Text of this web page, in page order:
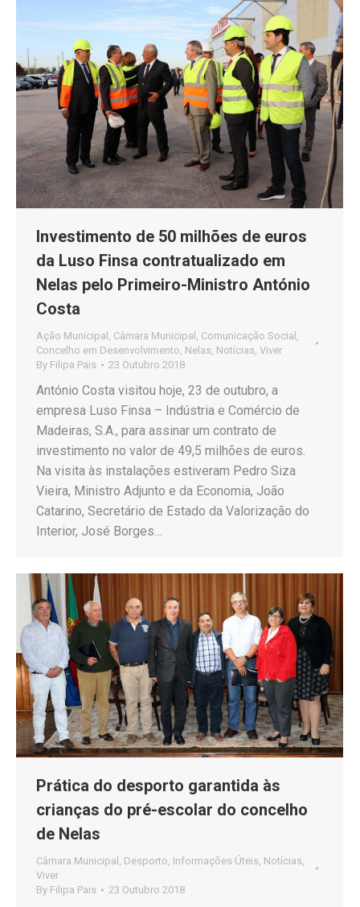
Investimento de 50 milhões de euros
da Luso Finsa contratualizado em
Nelas pelo Primeiro-Ministro António
Costa
Ação Municipal , Câmara Municipal , Comunicação Social ,
Concelho em Desenvolvimento, Nelas, Notícias, Viver
By Filipa Pais 23 Outubro 2018
António Costa visitou hoje, 23 de outubro, a
empresa Luso Finsa – Indústria e Comércio de
Madeiras, S.A., para assinar um contrato de
investimento no valor de 49,5 milhões de euros.
Na visita às instalações estiveram Pedro Siza
Vieira, Ministro Adjunto e da Economia, João
Catarino, Secretário de Estado da Valorização do
Interior, José Borges…
Prática do desporto garantida às
crianças do pré-escolar do concelho
de Nelas
Câmara Municipal , Desporto, Informações Úteis, Notícias,
Viver
By Filipa Pais 23 Outubro 2018